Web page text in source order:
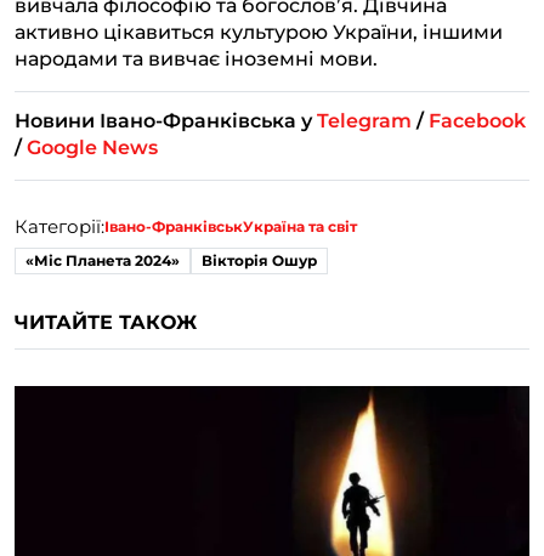
активно цікавиться культурою України, іншими
народами та вивчає іноземні мови.
Новини Івано-Франківська уTelegram / Facebook
/Google News
Категорії:Івано-ФранківськУкраїна та світ
«Міс Планета 2024»
Вікторія Ошур
ЧИТАЙТЕ ТАКОЖ